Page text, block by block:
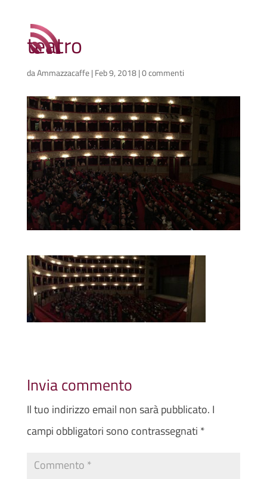
teatro
daAmmazzacaffe| Feb 9, 2018|0 commenti
Invia commento
Il tuo indirizzo email non sarà pubblicato. I
campi obbligatori sono contrassegnati *